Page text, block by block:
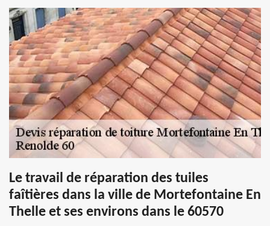
Le travail de réparation des tuiles
faîtières dans la ville de Mortefontaine En
Thelle et ses environs dans le 60570